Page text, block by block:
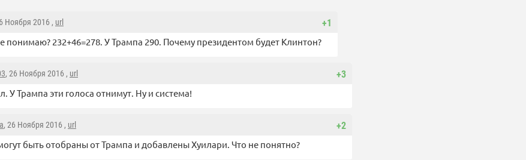
+1
Ноября 2016 , url
понимаю? 232+46=278. У Трампа 290. Почему президентом будет Клинтон?
+3
, 26 Ноября 2016 , url
У Трампа эти голоса отнимут. Ну и система!
+2
, 26 Ноября 2016 , url
быть отобраны от Трампа и добавлены Хуилари. Что не понятно?